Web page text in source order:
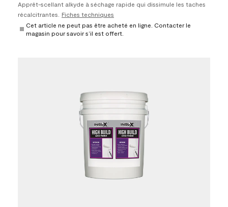
Apprêt-scellant alkyde à séchage rapide qui dissimule les taches
récalcitrantes.
Fiches techniques
Cet article ne peut pas être acheté en ligne. Contacter le
magasin pour savoir s’il est offert.